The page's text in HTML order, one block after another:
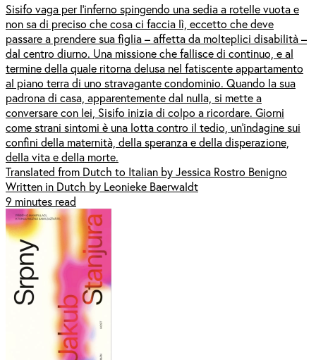
Sisifo vaga per l’inferno spingendo una sedia a rotelle vuota e
non sa di preciso che cosa ci faccia lì, eccetto che deve
passare a prendere sua figlia – affetta da molteplici disabilità –
dal centro diurno. Una missione che fallisce di continuo, e al
termine della quale ritorna delusa nel fatiscente appartamento
al piano terra di uno stravagante condominio. Quando la sua
padrona di casa, apparentemente dal nulla, si mette a
conversare con lei, Sisifo inizia di colpo a ricordare. Giorni
come strani sintomi è una lotta contro il tedio, un’indagine sui
confini della maternità, della speranza e della disperazione,
della vita e della morte.
Translated from Dutch to Italian by Jessica Rostro Benigno
Written in Dutch by Leonieke Baerwaldt
9 minutes read